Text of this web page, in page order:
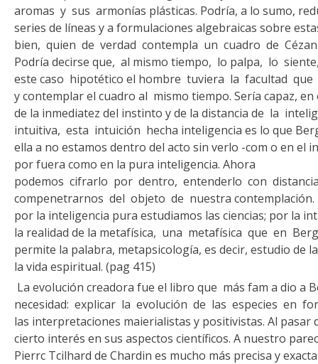
aromas y sus armonías plásticas. Podría, a lo sumo,
series de líneas y a formulaciones algebraicas sobre
bien, quien de verdad contempla un cuadro de
Podría decirse que, al mismo tiempo, lo pal­pa, lo
este caso hipotético el hombre tuviera la facultad
y contemplar el cuadro al mismo tiempo. Sería capaz,
de la inmediatez del instinto y de la distancia de la
intuitiva, esta intuición he­cha inteligencia es lo que
ella a no estamos dentro del acto sin verlo -com o en el
por fuera como en la pura inteligencia. Ahora
podemos cifrarlo por dentro, entenderlo con
compenetrarnos del objeto de nuestra
por la inteligencia pura estudiamos las cien­cias; por la
la realidad de la me­tafísica, una metafísica que en
permite la palabra, metapsicología, es decir, estudio de
la vida espiritual. (pag 415)
La evolución creadora fue el libro que más fam a dio a
necesidad: explicar la evolución de las especies en
las interpretaciones maierialistas y positivistas. Al pasar
cier­to interés en sus aspectos científicos. A nuestro
Pierrc Tcilhard de Chardin es mucho más precisa y